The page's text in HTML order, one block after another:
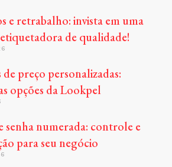
e retrabalho: invista em uma
de qualidade!
preço personalizadas:
opções da Lookpel
senha numerada: controle e
para seu negócio